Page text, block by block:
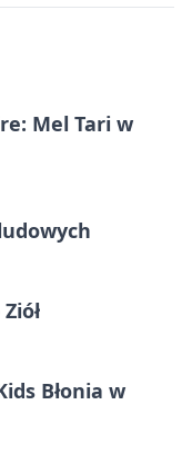
Mel Tari w
Błonia w